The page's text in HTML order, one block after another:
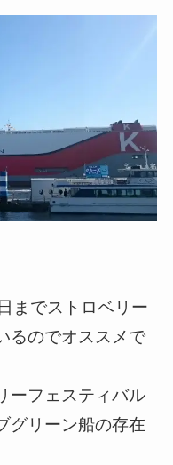
までストロベリー
るのでオススメで
ーフェスティバル
グリーン船の存在